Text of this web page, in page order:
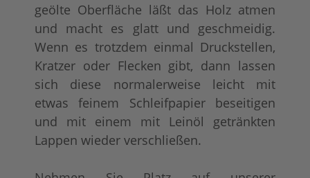
geölte Oberfläche läßt das Holz atmen
und macht es glatt und geschmeidig.
Wenn es trotzdem einmal Druckstellen,
Kratzer oder Flecken gibt, dann lassen
sich diese normalerweise leicht mit
etwas feinem Schleifpapier beseitigen
und mit einem mit Leinöl getränkten
Lappen wieder verschließen.